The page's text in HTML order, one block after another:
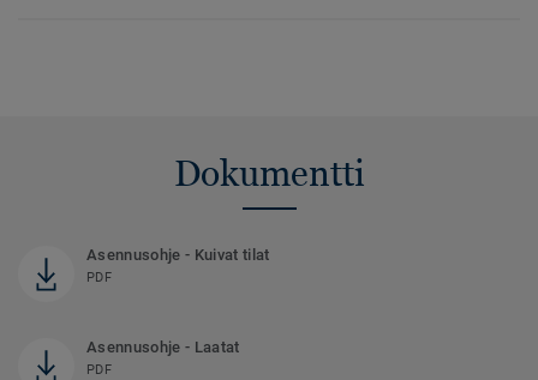
Dokumentti
Asennusohje - Kuivat tilat
PDF
Asennusohje - Laatat
PDF